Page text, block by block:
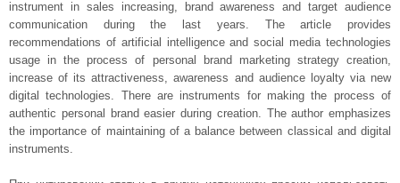
instrument in sales increasing, brand awareness and target audience
communication during the last years. The article provides
recommendations of artificial intelligence and social media technologies
usage in the process of personal brand marketing strategy creation,
increase of its attractiveness, awareness and audience loyalty via new
digital technologies. There are instruments for making the process of
authentic personal brand easier during creation. The author emphasizes
the importance of maintaining of a balance between classical and digital
instruments.